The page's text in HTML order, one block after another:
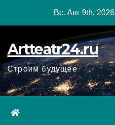
Вс. Авг 9th, 2026
Artteatr24.ru
Строим будущее